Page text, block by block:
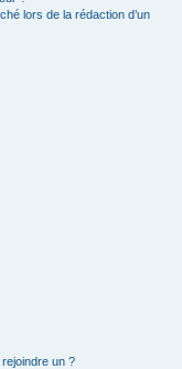
lors de la rédaction d’un
un ?